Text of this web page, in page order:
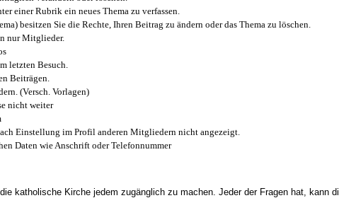
einer Rubrik ein neues Thema zu verfassen.
besitzen Sie die Rechte, Ihren Beitrag zu ändern oder das Thema zu löschen.
nur Mitglieder.
letzten Besuch.
Beiträgen.
(Versch. Vorlagen)
nicht weiter
Einstellung im Profil anderen Mitgliedern nicht angezeigt.
Daten wie Anschrift oder Telefonnummer
katholische Kirche jedem zugänglich zu machen. Jeder der Fragen hat, kann